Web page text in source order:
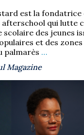
est la fondatrice
afterschool qui lutte
scolaire des jeunes
et des
palmarès …
Magazine